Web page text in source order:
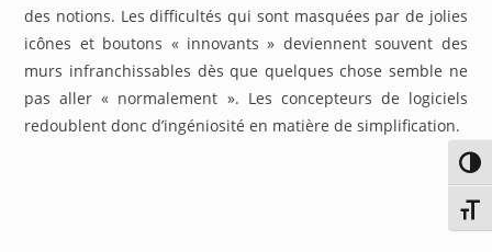
des notions. Les difficultés qui sont masquées par de jolies
icônes et boutons « innovants » deviennent souvent des
murs infranchissables dès que quelques chose semble ne
pas aller « normalement ». Les concepteurs de logiciels
redoublent donc d’ingéniosité en matière de simplification.